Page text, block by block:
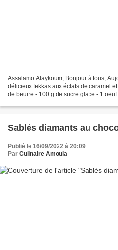
Assalamo Alaykoum, Bonjour à tous,
délicieux fekkas aux éclats de caramel
de beurre - 100 g de sucre glace - 1
Sablés diamants au
Publié le 16/09/2022 à 20:09
Par Culinaire Amoula